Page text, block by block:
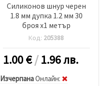
Силиконов шнур черен
1.8 мм дупка 1.2 мм 30
броя x1 метър
Код: 205388
1.00€/1.96 лв.
ИзчерпанаOнлайн: